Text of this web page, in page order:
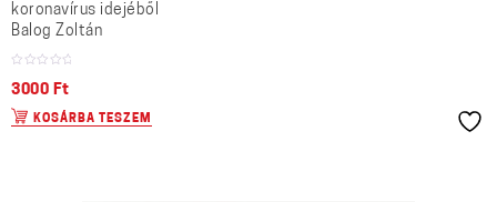
koronavírus idejéből
Balog Zoltán
3000 Ft
KOSÁRBA TESZEM